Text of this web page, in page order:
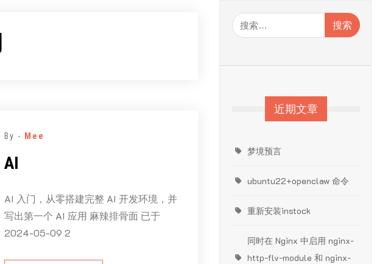
By - Mee
AI
AI 入门，从零搭建完整 AI 开发环境，并
写出第一个 AI 应用 麻辣排骨面 已于
2024-05-09 2
搜
索：
近期文章
梦境预言
ubuntu22+openclaw 命令
重新安装instock
同时在 Nginx 中启用 nginx-
http-flv-module 和 nginx-